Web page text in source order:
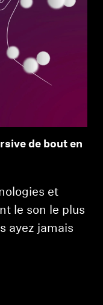
de bout en
et
le son le plus
ayez jamais